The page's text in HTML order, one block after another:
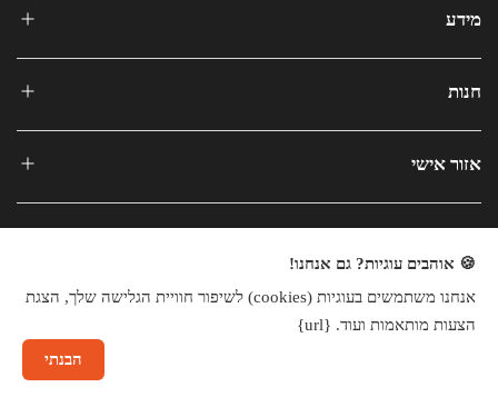
מידע
חנות
אזור אישי
כל הזכויות שמורות © 2025
🍪 אוהבים עוגיות? גם אנחנו!
אנחנו משתמשים בעוגיות (cookies) לשיפור חוויית הגלישה שלך, הצגת
הצעות מותאמות ועוד. {url}
הבנתי